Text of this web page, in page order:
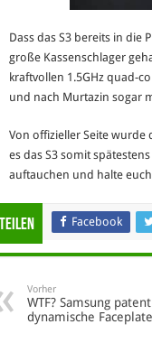
Dass das S3 bereits in die
große Kassenschlager
kraftvollen 1.5GHz quad-
und nach Murtazin sogar
Von offizieller Seite wurde
es das S3 somit
auftauchen und halte
Teilen Facebook
Vorher
WTF? Samsung
dynamische